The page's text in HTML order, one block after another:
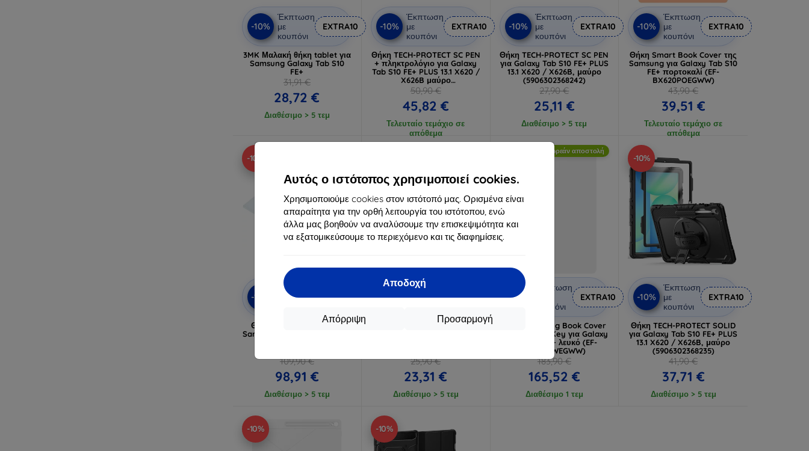
Αυτός ο ιστότοπος χρησιμοποιεί cookies.
Χρησιμοποιούμε cookies στον ιστότοπό μας. Ορισμένα είναι
απαραίτητα για την ορθή λειτουργία του ιστότοπου, ενώ
άλλα μας βοηθούν να αναλύσουμε την επισκεψιμότητα και
να εξατομικεύσουμε το περιεχόμενο και τις διαφημίσεις.
Αποδοχή
Προσαρμογή
Απόρριψη
-10%
Έκπτωση
με
κουπόνι
EXTRA10
3MK Μαλακή θήκη tablet για
Samsung Galaxy Tab S10
FE+
31,91 €
28,72 €
Διαθέσιμο > 5 τεμ
-10%
Έκπτωση
με
κουπόνι
EXTRA10
Θήκη TECH-PROTECT SC PEN
+ πληκτρολόγιο για Galaxy
Tab S10 FE+ PLUS 13.1 X620 /
X626B μαύρο
(5906302368259)
50,90 €
45,82 €
Τελευταίο τεμάχιο σε
απόθεμα
-10%
Έκπτωση
με
κουπόνι
EXTRA10
Θήκη TECH-PROTECT SC PEN
για Galaxy Tab S10 FE+ PLUS
13.1 X620 / X626B, μαύρο
(5906302368242)
27,90 €
25,11 €
Διαθέσιμο > 5 τεμ
-10%
Έκπτωση
με
κουπόνι
EXTRA10
Θήκη Smart Book Cover της
Samsung για Galaxy Tab S10
FE+ πορτοκαλί (EF-
BX620POEGWW)
43,90 €
39,51 €
Τελευταίο τεμάχιο σε
απόθεμα
-10%
-10%
Έκπτωση
EXTRA10
Θήκη Smart Book Cover
Samsung για Galaxy Tab S10
109,90 €
98,91 €
Διαθέσιμο > 5 τεμ
-10%
Έκπτωση
με
EXTRA10
Μαύρη θήκη tablet 3mk
25,90 €
23,31 €
Διαθέσιμο > 5 τεμ
Δωρεάν αποστολή
-10%
Έκπτωση
κουπόνι
EXTRA10
Θήκη Samsung Book Cover
Keyboard AI Key για Galaxy
Tab S10 FE+ λευκό (EF-
DX625UWEGWW)
183,90 €
165,52 €
Διαθέσιμο 1 τεμ
-10%
-10%
Έκπτωση
με
κουπόνι
EXTRA10
Θήκη TECH-PROTECT SOLID
για Galaxy Tab S10 FE+ PLUS
13.1 X620 / X626B, μαύρο
(5906302368235)
41,90 €
37,71 €
Διαθέσιμο > 5 τεμ
-10% -10%